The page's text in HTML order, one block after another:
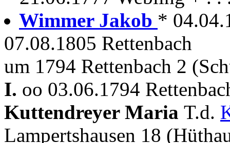
Wimmer Jakob *
07.08.1805 Rettenbach
um 1794 Rettenbach 2
I. oo 03.06.1794
Kuttendreyer Maria T.d.
Lampertshausen 18